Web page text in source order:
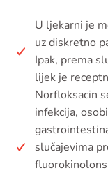
U ljekarni je
uz diskretno
Ipak, prema
lijek je
Norfloksacin
infekcija,
slučajevima